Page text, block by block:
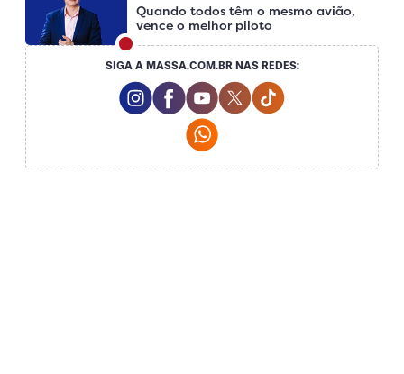
Quando todos têm o mesmo avião,
vence o melhor piloto
SIGA A MASSA.COM.BR NAS REDES:
Instagram Social Media
Facebook Social Media
Youtube Social Media
Twitter Social Media
Tiktok Social